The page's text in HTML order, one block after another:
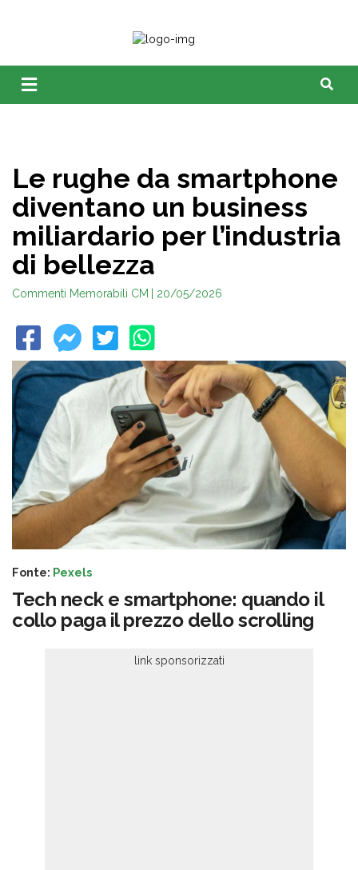
Le rughe da smartphone
diventano un business
miliardario per l’industria
di bellezza
Commenti Memorabili CM | 20/05/2026
Fonte: Pexels
Tech neck e smartphone: quando il
collo paga il prezzo dello scrolling